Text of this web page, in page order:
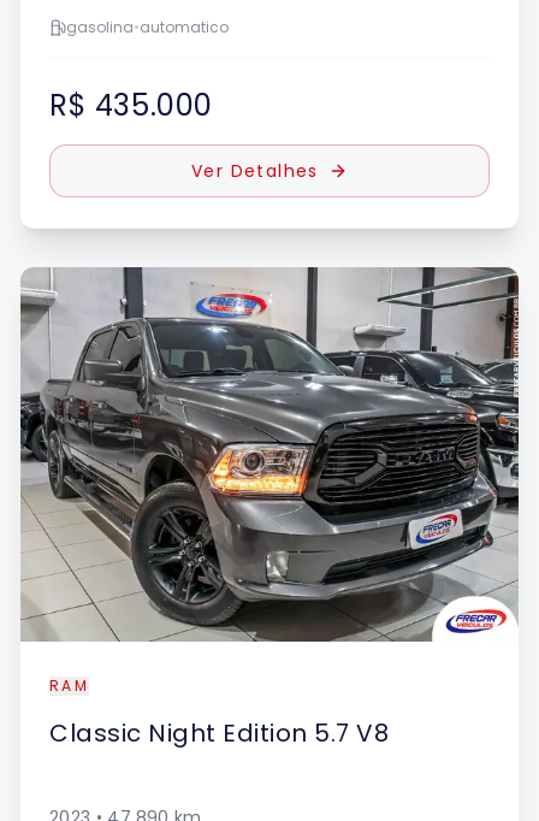
gasolina•automatico
R$ 435.000
Ver Detalhes
RAM
Classic Night Edition 5.7 V8